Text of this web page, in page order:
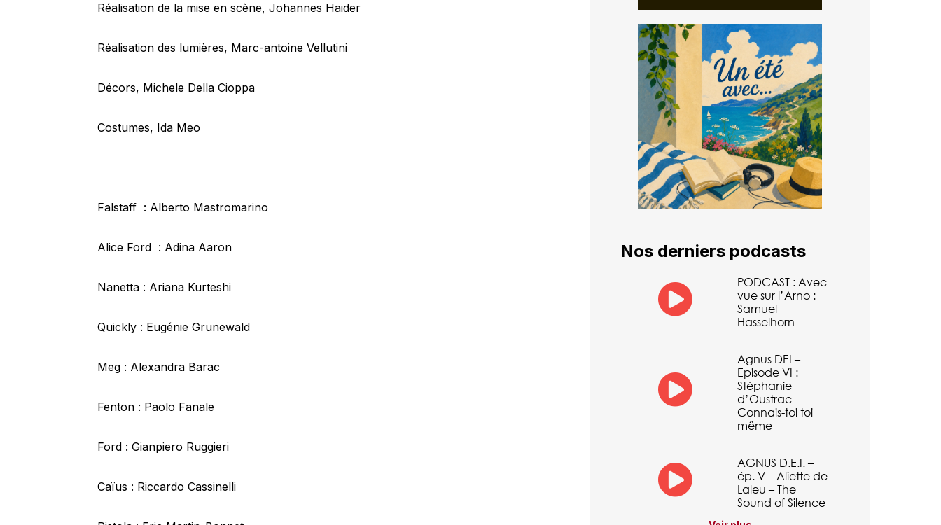
Réalisation de la mise en scène, Johannes Haider
Réalisation des lumières, Marc-antoine Vellutini
Décors, Michele Della Cioppa
Costumes, Ida Meo
Falstaff : Alberto Mastromarino
Alice Ford : Adina Aaron
Nanetta : Ariana Kurteshi
Quickly : Eugénie Grunewald
Meg : Alexandra Barac
Fenton : Paolo Fanale
Ford : Gianpiero Ruggieri
Caïus : Riccardo Cassinelli
Nos derniers podcasts
PODCAST : Avec
vue sur l’Arno :
Samuel
Hasselhorn
Agnus DEI –
Episode VI :
Stéphanie
d’Oustrac –
Connais-toi toi
même
AGNUS D.E.I. –
ép. V – Aliette de
Laleu – The
Sound of Silence